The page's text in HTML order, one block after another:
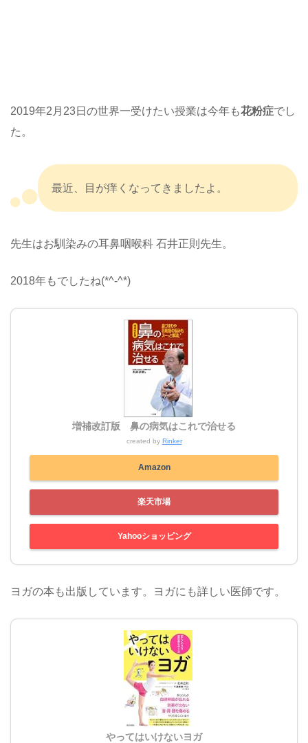
2019年2月23日の世界一受けたい授業は今年も花粉症でし
た。
最近、目が痒くなってきましたよ。
先生はお馴染みの耳鼻咽喉科 石井正則先生。
2018年もでしたね(*^-^*)
増補改訂版 鼻の病気はこれで治せる
created by Rinker
Amazon
楽天市場
Yahooショッピング
ヨガの本も出版しています。ヨガにも詳しい医師です。
やってはいけないヨガ